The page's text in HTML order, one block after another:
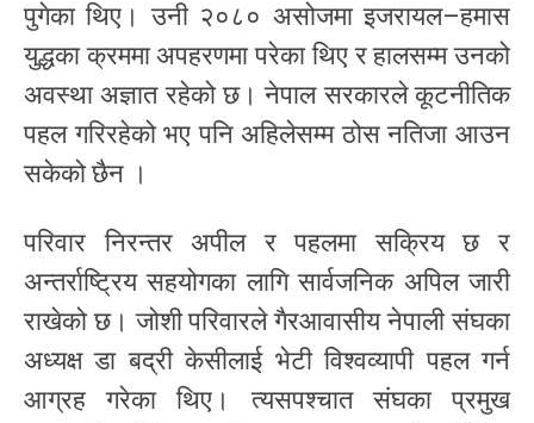
पुगेका थिए। उनी २०८० असोजमा इजरायल–हमास
युद्धका क्रममा अपहरणमा परेका थिए र हालसम्म उनको
अवस्था अज्ञात रहेको छ। नेपाल सरकारले कूटनीतिक
पहल गरिरहेको भए पनि अहिलेसम्म ठोस नतिजा आउन
सकेको छैन ।
परिवार निरन्तर अपील र पहलमा सक्रिय छ र
अन्तर्राष्ट्रिय सहयोगका लागि सार्वजनिक अपिल जारी
राखेको छ। जोशी परिवारले गैरआवासीय नेपाली संघका
अध्यक्ष डा बद्री केसीलाई भेटी विश्वव्यापी पहल गर्न
आग्रह गरेका थिए। त्यसपश्चात संघका प्रमुख